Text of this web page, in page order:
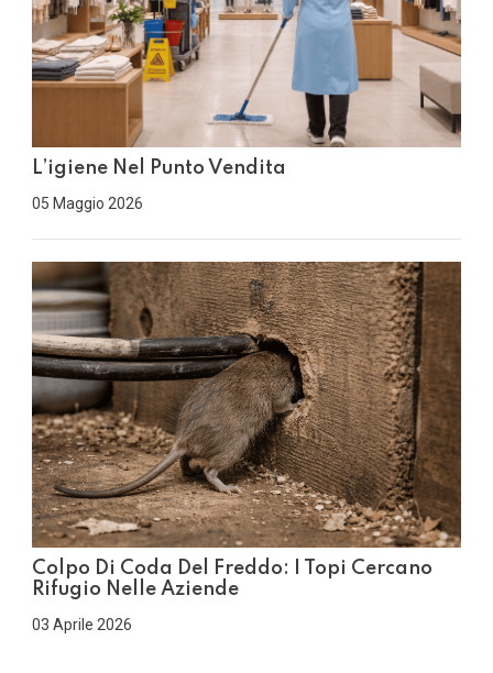
L’igiene Nel Punto Vendita
05 Maggio 2026
Colpo Di Coda Del Freddo: I Topi Cercano
Rifugio Nelle Aziende
03 Aprile 2026